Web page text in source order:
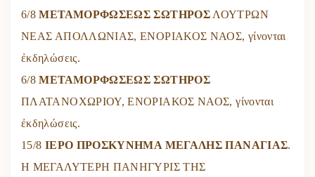
6/8 ΜΕΤΑΜΟΡΦΩΣΕΩΣ ΣΩΤΗΡΟΣ ΛΟΥΤΡΩΝ
ΝΕΑΣ ΑΠΟΛΛΩΝΙΑΣ, ΕΝΟΡΙΑΚΟΣ ΝΑΟΣ, γίνονται
ἐκδηλώσεις.
6/8ΜΕΤΑΜΟΡΦΩΣΕΩΣ ΣΩΤΗΡΟΣ
ΠΛΑΤΑΝΟΧΩΡΙΟΥ, ΕΝΟΡΙΑΚΟΣ ΝΑΟΣ, γίνονται
ἐκδηλώσεις.
15/8 ΙΕΡΟ ΠΡΟΣΚΥΝΗΜΑ ΜΕΓΑΛΗΣ ΠΑΝΑΓΙΑΣ.
Η ΜΕΓΑΛΥΤΕΡΗ ΠΑΝΗΓΥΡΙΣ ΤΗΣ